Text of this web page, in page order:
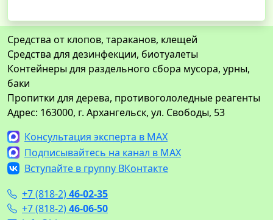
Средства от клопов, тараканов, клещей
Средства для дезинфекции, биотуалеты
Контейнеры для раздельного сбора мусора, урны,
баки
Пропитки для дерева, противогололедные реагенты
Адрес: 163000, г. Архангельск, ул. Свободы, 53
Консультация эксперта в MAX
Подписывайтесь на канал в MAX
Вступайте в группу ВКонтакте
+7 (818-2)46-02-35
+7 (818-2)46-06-50